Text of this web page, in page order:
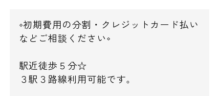
◇初期費用の分割・クレジットカード払い
などご相談ください◇
駅近徒歩５分☆
３駅３路線利用可能です。